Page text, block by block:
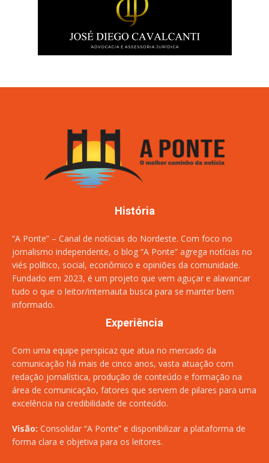
História
“A Ponte” – Canal de notícias do Nordeste. Com foco no
jornalismo independente, o blog “A Ponte” agrega notícias no
viés político, social, econômico e opiniões da comunidade.
Fundado em 2023, é um projeto que vem aguçar e alavancar
tudo o que o leitor/internauta busca para se manter bem
informado.
Experiência
Com uma equipe perspicaz que atua no mercado da
comunicação há mais de cinco anos, vasta atuação com
redação jornalística, produção de conteúdo e formação na
área de comunicação, fatores que servem de pilares para uma
excelência na credibilidade de conteúdo.
Visão: Consolidar “A Ponte” e disponibilizar a plataforma de
forma clara e objetiva para os leitores.